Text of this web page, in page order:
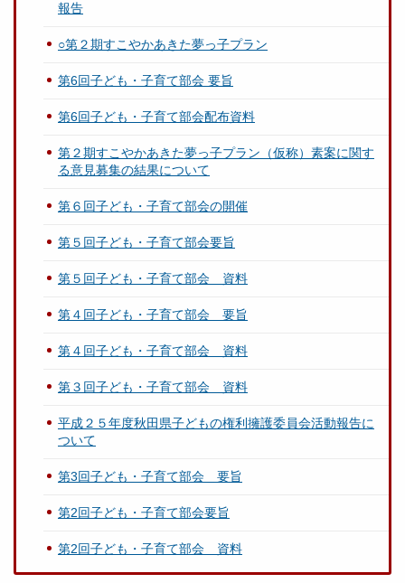
報告
○第２期すこやかあきた夢っ子プラン
第6回子ども・子育て部会 要旨
第6回子ども・子育て部会配布資料
第２期すこやかあきた夢っ子プラン（仮称）素案に関す
る意見募集の結果について
第６回子ども・子育て部会の開催
第５回子ども・子育て部会要旨
第５回子ども・子育て部会 資料
第４回子ども・子育て部会 要旨
第４回子ども・子育て部会 資料
第３回子ども・子育て部会 資料
平成２５年度秋田県子どもの権利擁護委員会活動報告に
ついて
第3回子ども・子育て部会 要旨
第2回子ども・子育て部会要旨
第2回子ども・子育て部会 資料